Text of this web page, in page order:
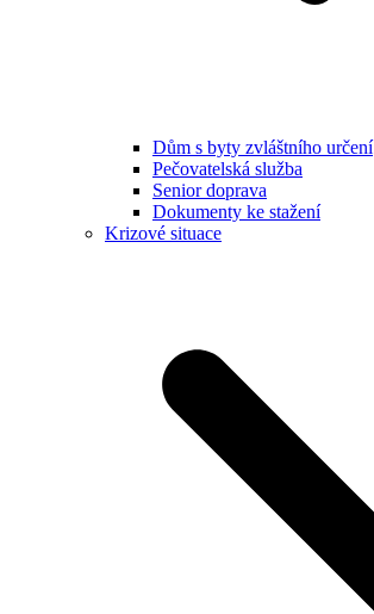
Dům s byty zvláštního určení
Pečovatelská služba
Senior doprava
Dokumenty ke stažení
Krizové situace